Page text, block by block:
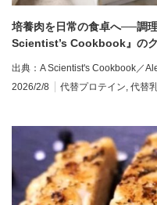
培養肉を日常の食卓へ──調
Scientist’s Cookbook』の
出典：A Scientist's Cookbook／
2026/2/8
代替プロテイン, 代替